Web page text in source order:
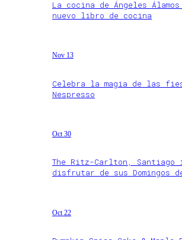
La cocina de Ángeles
nuevo libro de cocina
Nov 13
Celebra la magia de las
Nespresso
Oct 30
The Ritz-Carlton,
disfrutar de sus Domingos
Oct 22